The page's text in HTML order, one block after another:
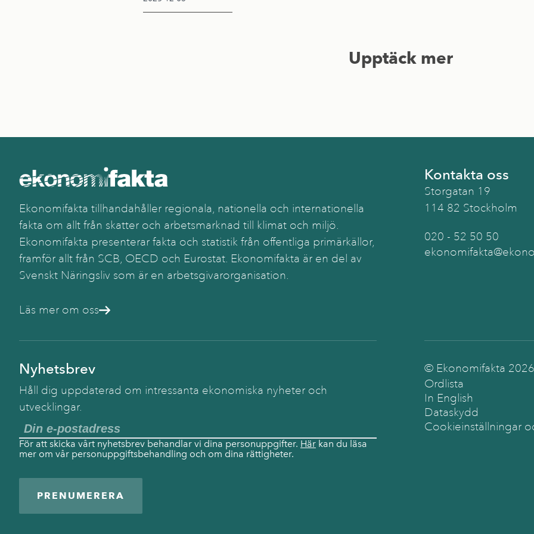
Upptäck mer
Ekonomifakta tillhandahåller regionala, nationella och internationella
fakta om allt från skatter och arbetsmarknad till klimat och miljö.
Ekonomifakta presenterar fakta och statistik från offentliga primärkällor,
framför allt från SCB, OECD och Eurostat. Ekonomifakta är en del av
Svenskt Näringsliv som är en arbetsgivarorganisation.
Läs mer om oss
Kontakta oss
Storgatan 19
114 82 Stockholm
020 - 52 50 50
Nyhetsbrev
Håll dig uppdaterad om intressanta ekonomiska nyheter och
utvecklingar.
För att skicka vårt nyhetsbrev behandlar vi dina personuppgifter. Här kan du läsa
mer om vår personuppgiftsbehandling och om dina rättigheter.
PRENUMERERA
© Ekonomifakta 2026
Ordlista
In English
Dataskydd
Cookieinställningar